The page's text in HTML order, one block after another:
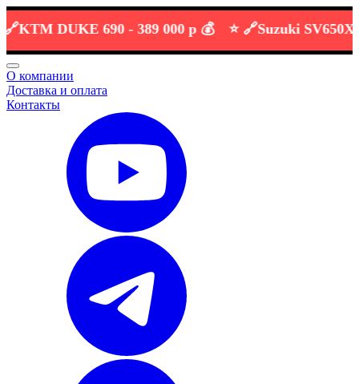
DUKE 690 -389 000 р 💰 ⭐️ 🔗 Suzuki SV650XA
О компании
Доставка и оплата
Контакты